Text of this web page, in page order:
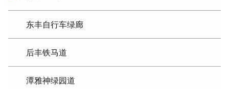
东丰自行车绿廊
后丰铁马道
潭雅神绿园道